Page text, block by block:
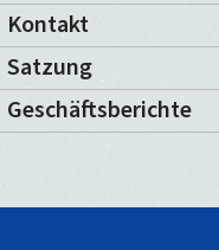
Kontakt
Satzung
Geschäftsberichte